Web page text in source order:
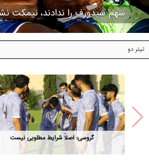
سهم سیدورف را ندادند، نیمکت
تیتر دو
گروسی: اصلاً شرایط مطلوبی نیست